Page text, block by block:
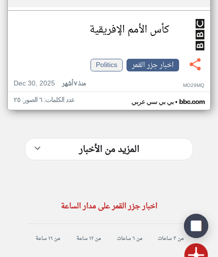
كأس الأمم الإفريقية
اخبار جزر القمر
Politics
Dec 30, 2025
منذ ٧ أشهر MO29MQ
بي بي سي عربي• bbc.com عدد الكلمات: ٦ الصور: ٢٥
المزيد من الأخبار
اخبار جزر القمر على مدار الساعة
من ٣ ساعات من ٦ ساعات من ١٢ ساعة من ١٦ ساعة